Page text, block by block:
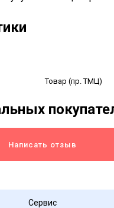
Товар (пр. ТМЦ)
Написать отзыв
Сервис